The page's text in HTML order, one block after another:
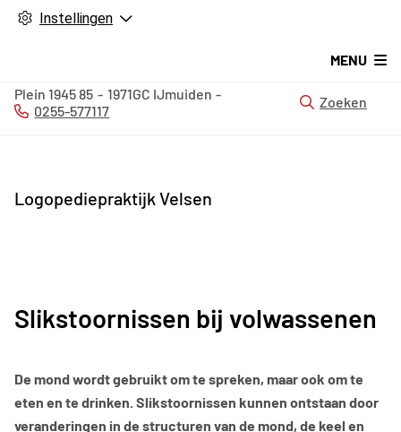
Instellingen
Logopediepraktijk Velsen
MENU
Plein 194585 1971GC IJmuiden
Tel:
0255-577117
Zoeken
Slikstoornissen bij volwassenen
De mond wordt gebruikt om te spreken, maar ook om te
eten en te drinken. Slikstoornissen kunnen ontstaan door
veranderingen in de structuren van de mond, de keel en